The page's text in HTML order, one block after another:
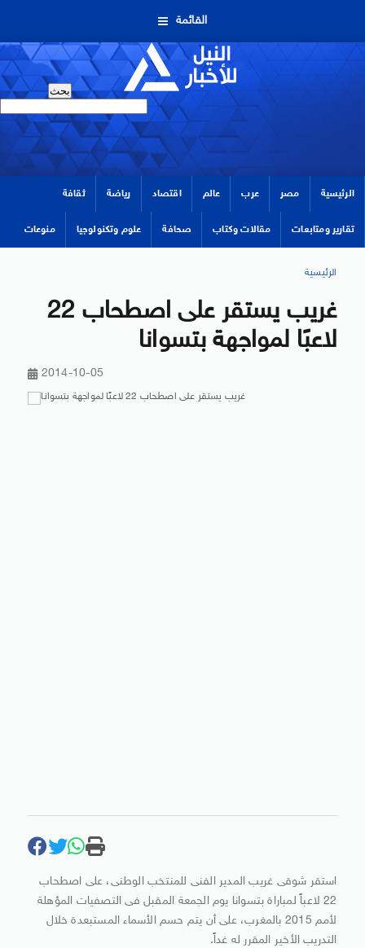
القائمة
الرئيسية مصر عرب عالم اقتصاد رياضة ثقافة
تقارير ومتابعات مقالات وكتاب صحافة علوم وتكنولوجيا منوعات
الرئيسية
غريب يستقر على اصطحاب 22
لاعبًا لمواجهة بتسوانا
2014-10-05
استقر شوقى غريب المدير الفنى للمنتخب الوطنى، على اصطحاب
22 لاعباً لمباراة بتسوانا يوم الجمعة المقبل فى التصفيات المؤهلة
لأمم 2015 بالمغرب، على أن يتم حسم الأسماء المستبعدة خلال
التدريب الأخير المقرر له غداً.